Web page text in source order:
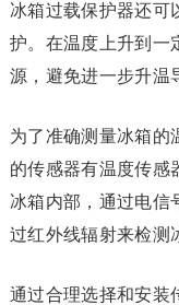
冰箱过载保护器还可
护。在温度上升到一
源，避免进一步升温
为了准确测量冰箱的
的传感器有温度传感
冰箱内部，通过电信
过红外线辐射来检测
通过合理选择和安装